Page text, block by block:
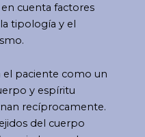
cuenta factores
tipología y el
el paciente como un
y espíritu
recíprocamente.
del cuerpo